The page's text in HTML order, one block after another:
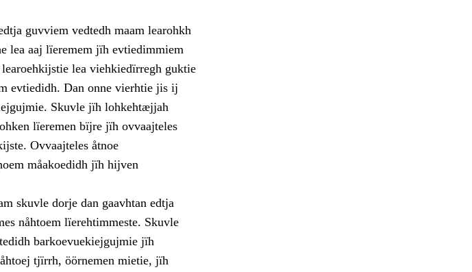
guvviem vedtedh maam learohkh
lea aaj lïeremem jïh evtiedimmiem
lea viehkiedïrregh guktie
evtiedidh. Dan onne vierhtie jis ij
Skuvle jïh lohkehtæjjah
lïeremen bïjre jïh ovvaajteles
Ovvaajteles åtnoe
måakoedidh jïh hijven
skuvle dorje dan gaavhtan edtja
nåhtoem lïerehtimmeste. Skuvle
barkoevuekiejgujmie jïh
tjïrrh, öörnemen mietie, jïh